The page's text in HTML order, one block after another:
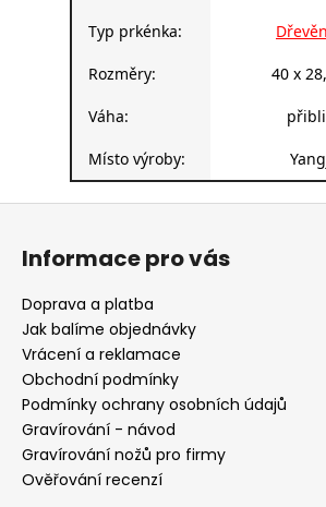
Typ prkénka:
Rozměry: 40 x
Váha:
Místo výroby:
Z
Informace pro vás
Doprava a platba
Jak balíme objednávky
Vrácení a reklamace
Obchodní podmínky
Podmínky ochrany osobních údajů
Gravírování - návod
Gravírování nožů pro firmy
Ověřování recenzí